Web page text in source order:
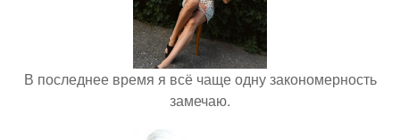
В последнее время я всё чаще одну закономерность
замечаю.